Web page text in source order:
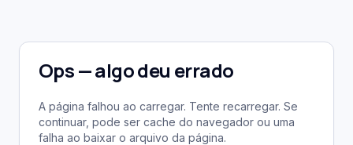
Ops — algo deu errado
A página falhou ao carregar. Tente recarregar. Se
continuar, pode ser cache do navegador ou uma
falha ao baixar o arquivo da página.